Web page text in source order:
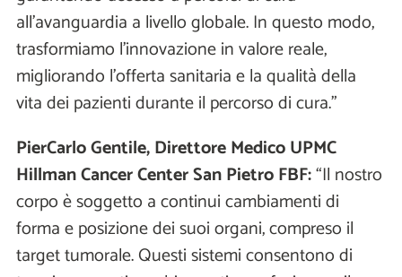
all’avanguardia a livello globale. In questo modo,
trasformiamo l’innovazione in valore reale,
migliorando l’offerta sanitaria e la qualità della
vita dei pazienti durante il percorso di cura.”
PierCarlo Gentile, Direttore Medico UPMC
Hillman Cancer Center San Pietro FBF:“Il nostro
corpo è soggetto a continui cambiamenti di
forma e posizione dei suoi organi, compreso il
target tumorale. Questi sistemi consentono di